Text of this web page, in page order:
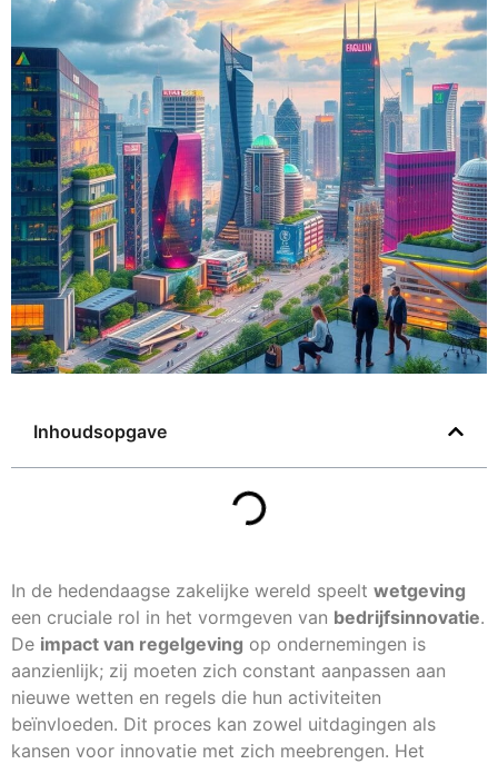
Inhoudsopgave
In de hedendaagse zakelijke wereld speelt wetgeving
een cruciale rol in het vormgeven van bedrijfsinnovatie.
De impact van regelgeving op ondernemingen is
aanzienlijk; zij moeten zich constant aanpassen aan
nieuwe wetten en regels die hun activiteiten
beïnvloeden. Dit proces kan zowel uitdagingen als
kansen voor innovatie met zich meebrengen. Het